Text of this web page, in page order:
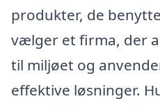
produkter, de
vælger et firma, der
til miljøet og
effektive løsninger.